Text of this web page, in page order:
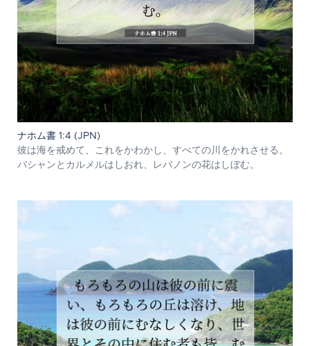
ナホム書 1:4 (JPN)
彼は海を戒めて、これをかわかし、すべての川をかれさせる。
バシャンとカルメルはしおれ、レバノンの花はしぼむ。